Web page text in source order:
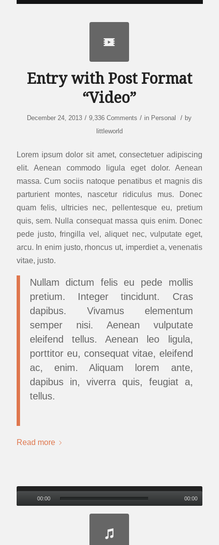
Entry with Post Format
“Video”
December 24, 2013 / 9,336 Comments / in Personal / by
littleworld
Lorem ipsum dolor sit amet, consectetuer adipiscing
elit. Aenean commodo ligula eget dolor. Aenean
massa. Cum sociis natoque penatibus et magnis dis
parturient montes, nascetur ridiculus mus. Donec
quam felis, ultricies nec, pellentesque eu, pretium
quis, sem. Nulla consequat massa quis enim. Donec
pede justo, fringilla vel, aliquet nec, vulputate eget,
arcu. In enim justo, rhoncus ut, imperdiet a, venenatis
vitae, justo.
Nullam dictum felis eu pede mollis
pretium. Integer tincidunt. Cras
dapibus. Vivamus elementum
semper nisi. Aenean vulputate
eleifend tellus. Aenean leo ligula,
porttitor eu, consequat vitae, eleifend
ac, enim. Aliquam lorem ante,
dapibus in, viverra quis, feugiat a,
tellus.
Read more
00:00 00:00